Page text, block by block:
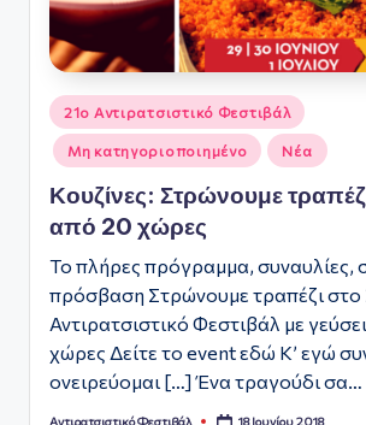
Αναρτήθηκε
σε
21ο Αντιρατσιστικό Φεστιβάλ
Μη κατηγοριοποιημένο Νέα
Κουζίνες: Στρώνουμε
από 20 χώρες
Το πλήρες πρόγραμμα, συναυλίες,
πρόσβαση Στρώνουμε τραπέζι στο
Αντιρατσιστικό Φεστιβάλ με
χώρες Δείτε το event εδώ Κ’ εγώ
ονειρεύομαι […] Ένα τραγούδι σα…
Αντιρατσιστικό Φεστιβάλ 18 Ιουνίου 2018